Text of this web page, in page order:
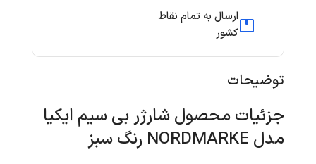
ارسال به تمام نقاط
کشور
توضیحات
جزئیات محصول شارژر بی سیم ایکیا
مدل NORDMARKE رنگ سبز